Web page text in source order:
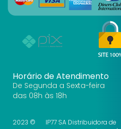
Horário de Atendimento
De Segunda a Sexta-feira
das 08h às 18h
2023 ©
IP77 SA Distribuidora de